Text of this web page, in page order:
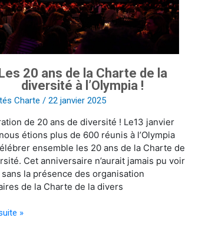
Les 20 ans de la Charte de la
diversité à l’Olympia !
Charte /22 janvier 2025
de 20 ans de diversité ! Le13 janvier
étions plus de 600 réunis à l’Olympia
ensemble les 20 ans de la Charte de
Cet anniversaire n’aurait jamais pu voir
la présence des organisation
de la Charte de la divers
»